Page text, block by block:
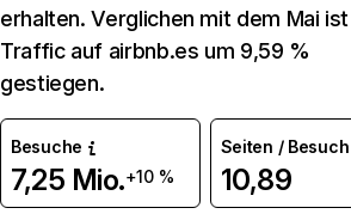
erhalten. Verglichen mit dem Mai
Traffic auf airbnb.es um 9,59 %
gestiegen.
Besuche
7,25 Mio.+10 %
Seiten / Besuch
10,89